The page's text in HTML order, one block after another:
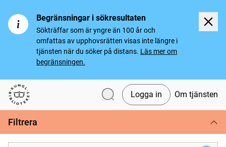
Begränsningar i sökresultaten
Sökträffar som är yngre än 100 år och
omfattas av upphovsrätten visas inte längre i
tjänsten när du söker på distans. Läs mer om
begränsningen.
Svenska tidningar
Logga in Om tjänsten
Filtrera